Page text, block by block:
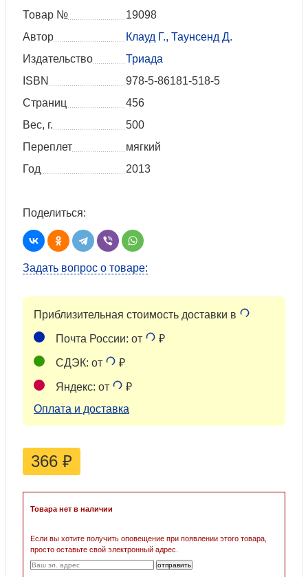
Товар №
19098
Автор
Клауд Г., Таунсенд Д.
Издательство
Триада
ISBN
978-5-86181-518-5
Страниц
456
Вес, г.
500
Переплет
мягкий
Год
2013
Поделиться:
Задать вопрос о товаре:
Приблизительная стоимость доставки в
Почта России: от ₽
СДЭК: от ₽
Яндекс: от
₽
Оплата и доставка
366 ₽
Товара нет в наличии
Если вы хотите получить оповещение при появлении этого товара,
просто оставьте свой электронный адрес.